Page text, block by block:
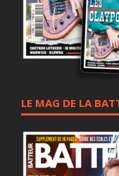
LE MAG DE LA